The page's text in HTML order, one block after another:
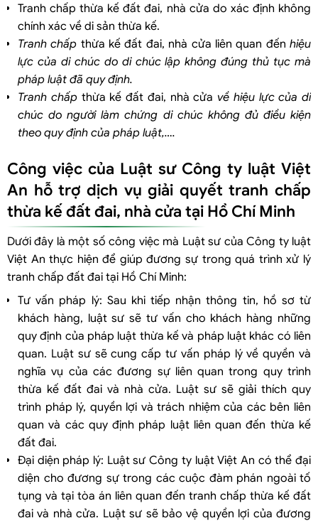
Tranh chấp thừa kế đất đai, nhà cửa do xác định không
chính xác về di sản thừa kế.
Tranh chấp thừa kế đất đai, nhà cửa liên quan đến hiệu
lực của di chúc do di chúc lập không đúng thủ tục mà
pháp luật đã quy định.
Tranh chấp thừa kế đất đai, nhà cửa về hiệu lực của di
chúc do người làm chứng di chúc không đủ điều kiện
theo quy định của pháp luật,….
Công việc của Luật sư Công ty luật Việt
An hỗ trợ dịch vụ giải quyết tranh chấp
thừa kế đất đai, nhà cửa tại Hồ Chí Minh
Dưới đây là một số công việc mà Luật sư của Công ty luật
Việt An thực hiện để giúp đương sự trong quá trình xử lý
tranh chấp đất đai tại Hồ Chí Minh:
Tư vấn pháp lý: Sau khi tiếp nhận thông tin, hồ sơ từ
khách hàng, luật sư sẽ tư vấn cho khách hàng những
quy định của pháp luật thừa kế và pháp luật khác có liên
quan. Luật sư sẽ cung cấp tư vấn pháp lý về quyền và
nghĩa vụ của các đương sự liên quan trong quy trình
thừa kế đất đai và nhà cửa. Luật sư sẽ giải thích quy
trình pháp lý, quyền lợi và trách nhiệm của các bên liên
quan và các quy định pháp luật liên quan đến thừa kế
đất đai.
Đại diện pháp lý: Luật sư Công ty luật Việt An có thể đại
diện cho đương sự trong các cuộc đàm phán ngoài tố
tụng và tại tòa án liên quan đến tranh chấp thừa kế đất
đai và nhà cửa. Luật sư sẽ bảo vệ quyền lợi của đương